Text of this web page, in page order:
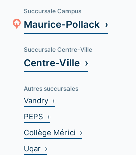
Succursale Campus
Maurice-Pollack ›
Succursale Centre-Ville
Centre-Ville ›
Autres succursales
Vandry ›
PEPS ›
Collège Mérici ›
Uqar ›